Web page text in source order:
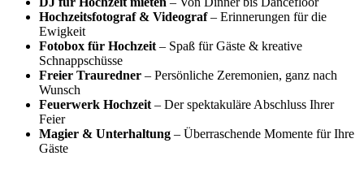
Hochzeitsfotograf & Videograf– Erinnerungen für die
Ewigkeit
Fotobox für Hochzeit – Spaß für Gäste & kreative
Schnappschüsse
Freier Trauredner – Persönliche Zeremonien, ganz nach
Wunsch
Feuerwerk Hochzeit – Der spektakuläre Abschluss Ihrer
Feier
Magier & Unterhaltung – Überraschende Momente für Ihre
Gäste